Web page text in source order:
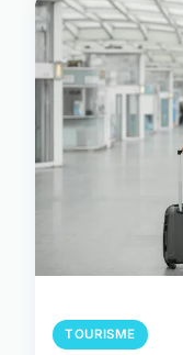
TOURISME